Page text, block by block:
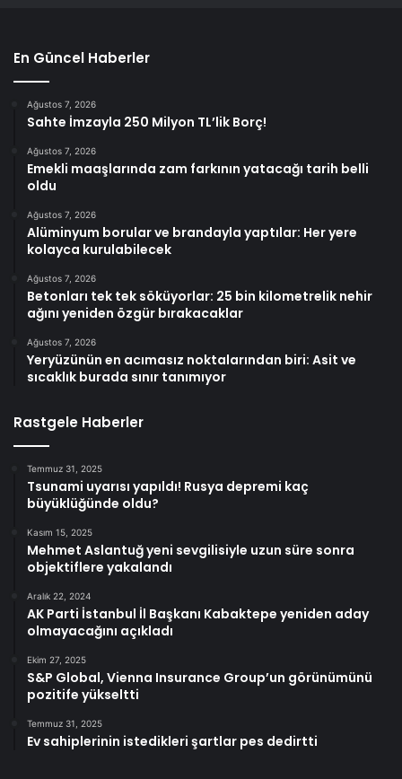
En Güncel Haberler
Ağustos 7, 2026
Sahte İmzayla 250 Milyon TL’lik Borç!
Ağustos 7, 2026
Emekli maaşlarında zam farkının yatacağı tarih belli
oldu
Ağustos 7, 2026
Alüminyum borular ve brandayla yaptılar: Her yere
kolayca kurulabilecek
Ağustos 7, 2026
Betonları tek tek söküyorlar: 25 bin kilometrelik nehir
ağını yeniden özgür bırakacaklar
Ağustos 7, 2026
Yeryüzünün en acımasız noktalarından biri: Asit ve
sıcaklık burada sınır tanımıyor
Rastgele Haberler
Temmuz 31, 2025
Tsunami uyarısı yapıldı! Rusya depremi kaç
büyüklüğünde oldu?
Kasım 15, 2025
Mehmet Aslantuğ yeni sevgilisiyle uzun süre sonra
objektiflere yakalandı
Aralık 22, 2024
AK Parti İstanbul İl Başkanı Kabaktepe yeniden aday
olmayacağını açıkladı
Ekim 27, 2025
S&P Global, Vienna Insurance Group’un görünümünü
pozitife yükseltti
Temmuz 31, 2025
Ev sahiplerinin istedikleri şartlar pes dedirtti